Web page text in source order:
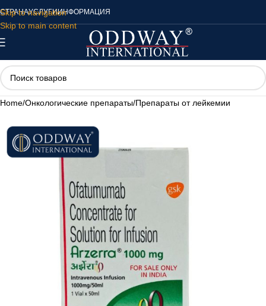
Skip to navigation
Skip to main content
СТРАНАУСЛУГИИНФОРМАЦИЯ
Home/Онкологические препараты/Препараты от лейкемии